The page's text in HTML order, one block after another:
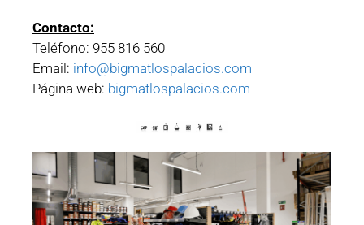
Contacto:
Teléfono: 955 816 560
Email: info@bigmatlospalacios.com
Página web: bigmatlospalacios.com